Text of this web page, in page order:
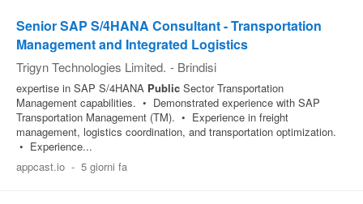
Aziende
Senior SAP S/4HANA Consultant - Transportation
Management and Integrated Logistics
Trigyn Technologies Limited. - Brindisi
expertise in SAP S/4HANA Public Sector Transportation
Management capabilities. • Demonstrated experience with SAP
Transportation Management (TM). • Experience in freight
management, logistics coordination, and transportation optimization.
• Experience...
appcast.io - 5 giorni fa